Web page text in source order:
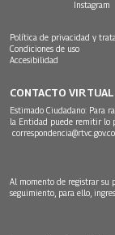
Instagram
Política de privacidad y
Condiciones de uso
Accesibilidad
CONTACTO VIRTUAL
Estimado Ciudadano: Para
la Entidad puede remitir lo
correspondencia@rtvc.gov.co
Al momento de registrar su
seguimiento, para ello,